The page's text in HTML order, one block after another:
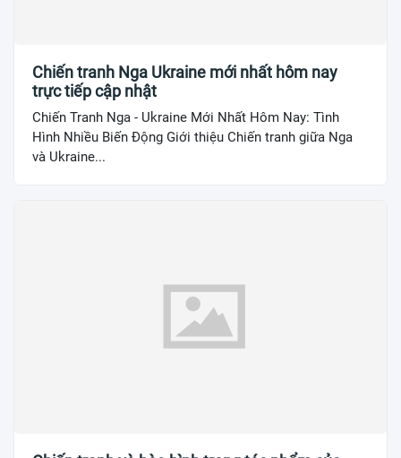
Chiến tranh Nga Ukraine mới nhất hôm nay
trực tiếp cập nhật
Chiến Tranh Nga - Ukraine Mới Nhất Hôm Nay: Tình
Hình Nhiều Biến Động Giới thiệu Chiến tranh giữa Nga
và Ukraine...